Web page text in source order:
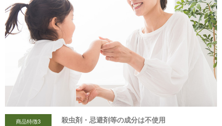
商品特徴3 殺虫剤・忌避剤等の成分は不使用